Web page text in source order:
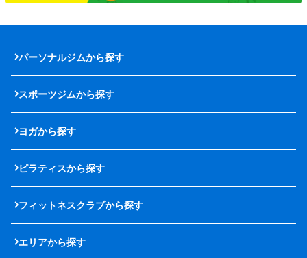
パーソナルジムから探す
スポーツジムから探す
ヨガから探す
ピラティスから探す
フィットネスクラブから探す
エリアから探す